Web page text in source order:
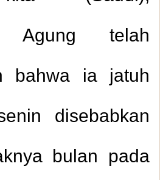
Agung telah
bahwa ia jatuh
disebabkan
bulan pada